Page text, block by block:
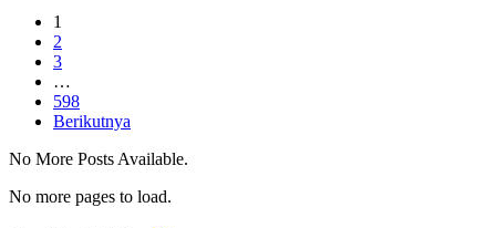
1
2
3
…
598
Berikutnya
No More Posts Available.
No more pages to load.